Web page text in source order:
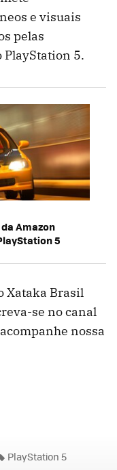
e visuais
pelas
PlayStation 5.
Amazon
5
Xataka Brasil
se no canal
nossa
PlayStation 5